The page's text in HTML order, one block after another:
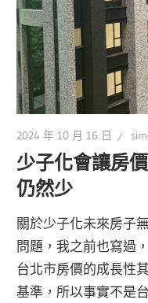
2024 年 10 月 16 日
少子化會讓房
仍然少
關於少子化未來房子
問題，我之前也寫過
台北市房價的成長性
基準，所以事實不是